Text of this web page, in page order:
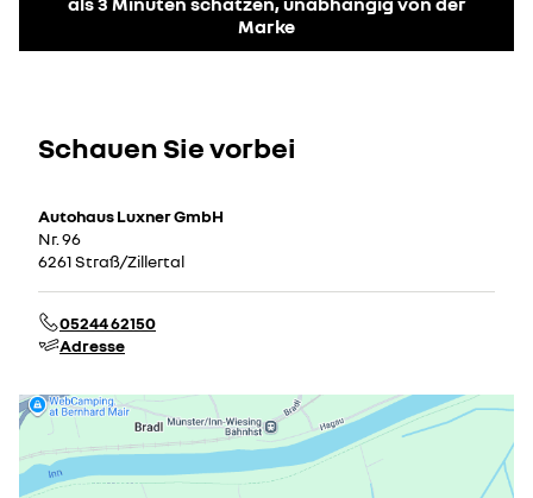
Marke
Schauen Sie vorbei
Autohaus Luxner GmbH
Nr. 96
6261 Straß/Zillertal
05244 62150
Adresse